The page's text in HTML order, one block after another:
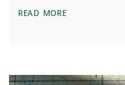
READ MOREสัตว์ป่าอยู่รอด